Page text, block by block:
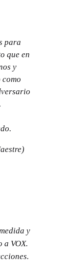
para
que en
y
y
a VOX.